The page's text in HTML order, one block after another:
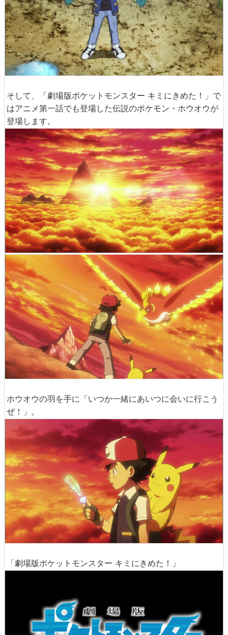
そして、「劇場版ポケットモンスター キミにきめた！」で
はアニメ第一話でも登場した伝説のポケモン・ホウオウが
登場します。
ホウオウの羽を手に「いつか一緒にあいつに会いに行こう
ぜ！」。
「劇場版ポケットモンスター キミにきめた！」